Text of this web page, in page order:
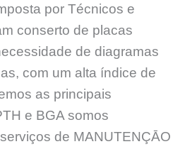
por Técnicos e
conserto de placas
de diagramas
com um alta índice de
as principais
e BGA somos
de MANUTENÇĀO